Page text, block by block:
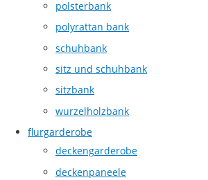
polsterbank
polyrattan bank
schuhbank
sitz und schuhbank
sitzbank
wurzelholzbank
flurgarderobe
deckengarderobe
deckenpaneele